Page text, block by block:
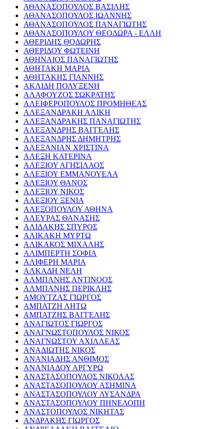
ΑΘΑΝΑΣΟΠΟΥΛΟΣ ΒΑΣΙΛΗΣ
ΑΘΑΝΑΣΟΠΟΥΛΟΣ ΙΩΑΝΝΗΣ
ΑΘΑΝΑΣΟΠΟΥΛΟΣ ΠΑΝΑΓΙΩΤΗΣ
ΑΘΑΝΑΣΟΠΟΥΛΟΥ ΘΕΟΔΩΡΑ - ΕΛΛΗ
ΑΘΕΡΙΔΗΣ ΘΟΔΩΡΗΣ
ΑΘΕΡΙΔΟΥ ΦΩΤΕΙΝΗ
ΑΘΗΝΑΙΟΣ ΠΑΝΑΓΙΩΤΗΣ
ΑΘΗΤΑΚΗ ΜΑΡΙΑ
ΑΘΗΤΑΚΗΣ ΓΙΑΝΝΗΣ
ΑΚΛΙΔΗ ΠΟΛΥΞΕΝΗ
ΑΛΑΦΟΥΖΟΣ ΣΩΚΡΑΤΗΣ
ΑΛΕΙΦΕΡΟΠΟΥΛΟΣ ΠΡΟΜΗΘΕΑΣ
ΑΛΕΞΑΝΔΡΑΚΗ ΑΛΙΚΗ
ΑΛΕΞΑΝΔΡΑΚΗΣ ΠΑΝΑΓΙΩΤΗΣ
ΑΛΕΞΑΝΔΡΗΣ ΒΑΓΓΕΛΗΣ
ΑΛΕΞΑΝΔΡΗΣ ΔΗΜΗΤΡΗΣ
ΑΛΕΞΑΝΙΑΝ ΧΡΙΣΤΙΝΑ
ΑΛΕΞΗ ΚΑΤΕΡΙΝΑ
ΑΛΕΞΙΟΥ ΑΓΗΣΙΛΑΟΣ
ΑΛΕΞΙΟΥ ΕΜΜΑΝΟΥΕΛΑ
ΑΛΕΞΙΟΥ ΘΑΝΟΣ
ΑΛΕΞΙΟΥ ΝΙΚΟΣ
ΑΛΕΞΙΟΥ ΞΕΝΙΑ
ΑΛΕΞΟΠΟΥΛΟΥ ΑΘΗΝΑ
ΑΛΕΥΡΑΣ ΘΑΝΑΣΗΣ
ΑΛΙΔΑΚΗΣ ΣΠΥΡΟΣ
ΑΛΙΚΑΚΗ ΜΥΡΤΩ
ΑΛΙΚΑΚΟΣ ΜΙΧΑΛΗΣ
ΑΛΙΜΠΕΡΤΗ ΣΟΦΙΑ
ΑΛΙΦΕΡΗ ΜΑΡΙΑ
ΑΛΚΑΔΗ ΝΕΛΗ
ΑΛΜΠΑΝΗΣ ΑΝΤΙΝΟΟΣ
ΑΛΜΠΑΝΗΣ ΠΕΡΙΚΛΗΣ
ΑΜΟΥΤΖΑΣ ΓΙΩΡΓΟΣ
ΑΜΠΑΤΖΗ ΛΗΤΩ
ΑΜΠΑΤΖΗΣ ΒΑΓΓΕΛΗΣ
ΑΝΑΓΙΩΤΟΣ ΓΙΩΡΓΟΣ
ΑΝΑΓΝΩΣΤΟΠΟΥΛΟΣ ΝΙΚΟΣ
ΑΝΑΓΝΩΣΤΟΥ ΑΧΙΛΛΕΑΣ
ΑΝΑΔΙΩΤΗΣ ΝΙΚΟΣ
ΑΝΑΝΙΑΔΗΣ ΑΝΘΙΜΟΣ
ΑΝΑΝΙΑΔΟΥ ΑΡΓΥΡΩ
ΑΝΑΣΤΑΣΟΠΟΥΛΟΣ ΝΙΚΟΛΑΣ
ΑΝΑΣΤΑΣΟΠΟΥΛΟΥ ΑΣΗΜΙΝΑ
ΑΝΑΣΤΑΣΟΠΟΥΛΟΥ ΛΥΣΑΝΔΡΑ
ΑΝΑΣΤΑΣΟΠΟΥΛΟΥ ΠΗΝΕΛΟΠΗ
ΑΝΑΣΤΟΠΟΥΛΟΣ ΝΙΚΗΤΑΣ
ΑΝΔΡΑΚΗΣ ΓΙΩΡΓΟΣ